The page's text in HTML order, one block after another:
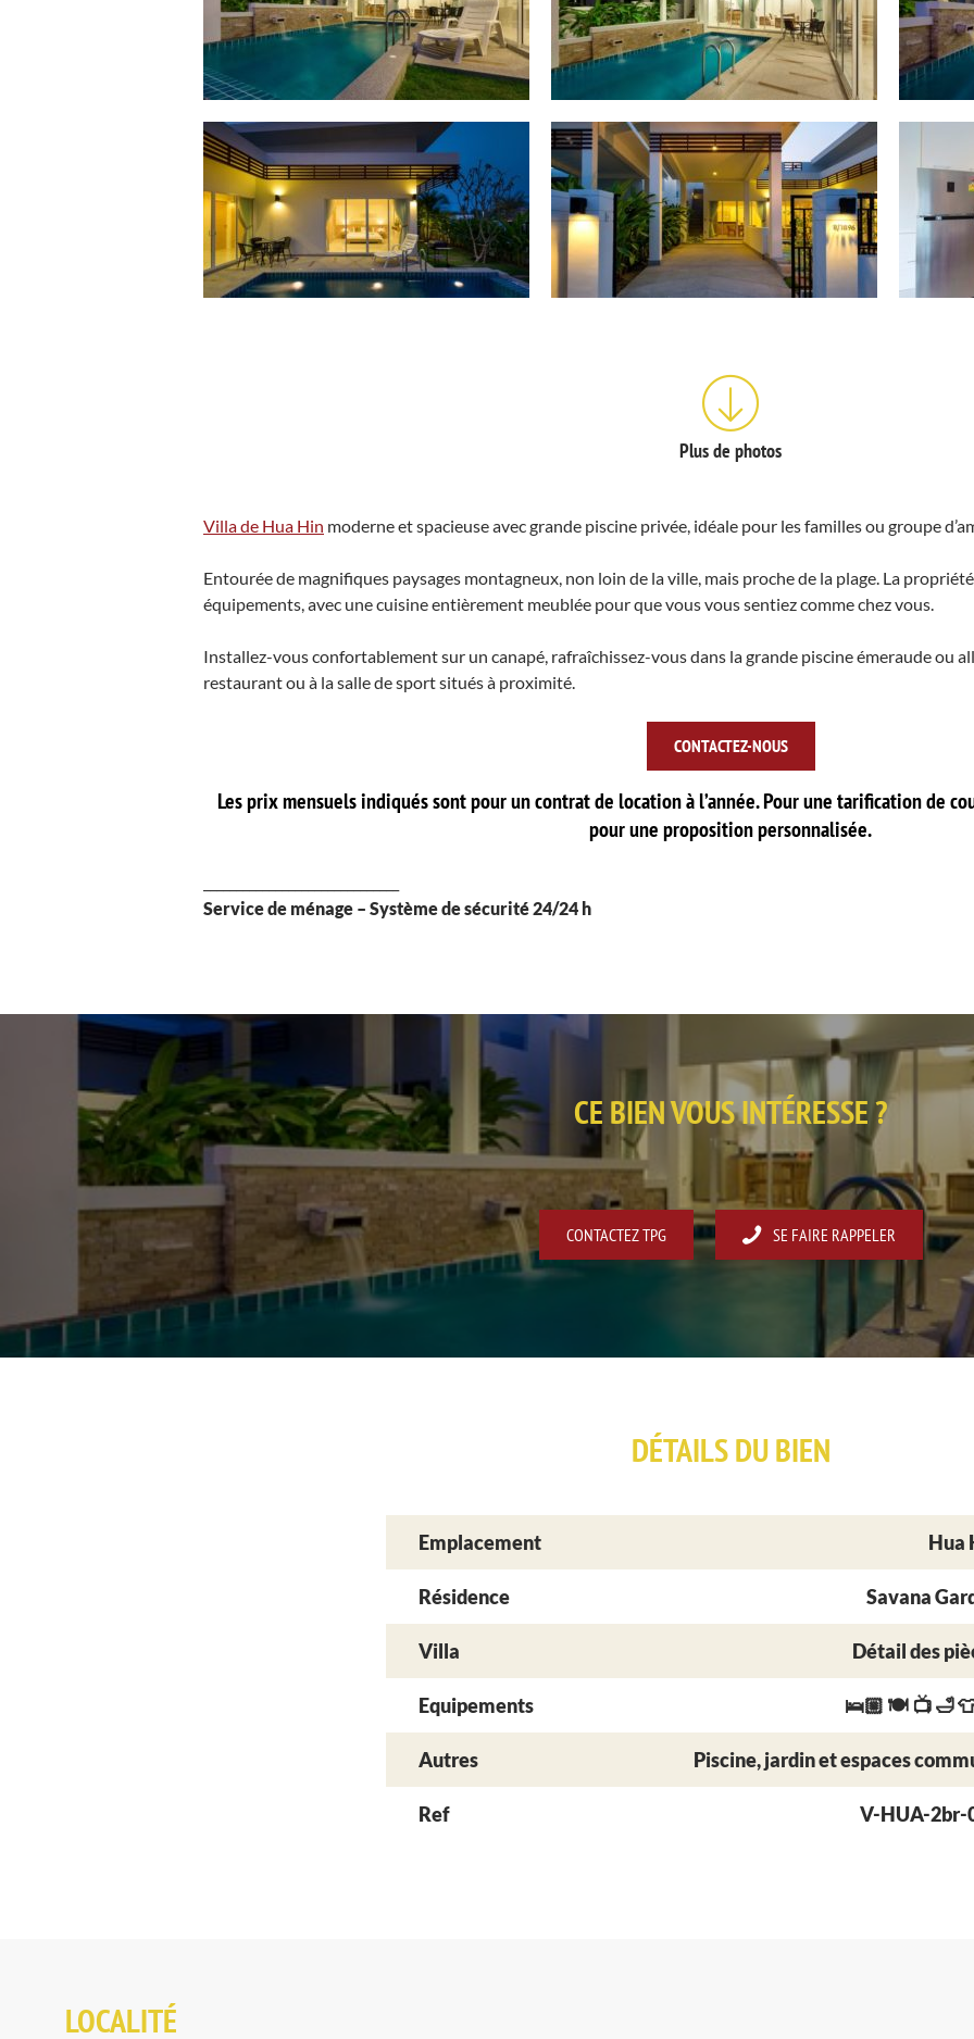
Plus de photos
Villa de Hua Hin moderne et spacieuse avec grande piscine privée, idéale pour les familles ou groupe
Entourée de magnifiques paysages montagneux, non loin de la ville, mais proche de la plage. La
équipements, avec une cuisine entièrement meublée pour que vous vous sentiez comme chez vous.
Installez-vous confortablement sur un canapé, rafraîchissez-vous dans la grande piscine émeraude ou
restaurant ou à la salle de sport situés à proximité.
CONTACTEZ-NOUS
Les prix mensuels indiqués sont pour un contrat de location à l’année. Pour une tarification de
pour une proposition personnalisée.
Service de ménage – Système de sécurité 24/24 h
CE BIEN VOUS INTÉRESSE ?
CONTACTEZ TPG SE FAIRE RAPPELER
DÉTAILS DU BIEN
Emplacement Hua
Résidence Savana
Villa Détail des
Equipements 🛌🏼 🍽 📺 🛁
Autres Piscine, jardin et espaces
Ref V-HUA-2br-
LOCALITÉ